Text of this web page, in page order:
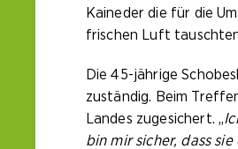
Kaineder die für die
frischen Luft
Die 45-jährige
zuständig. Beim
Landes zugesichert. „
bin mir sicher, dass